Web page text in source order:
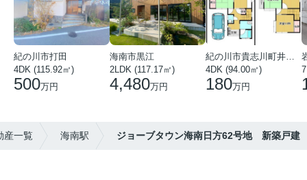
紀の川市打田
4DK (115.92㎡)
500万円
海南市黒江
2LDK (117.17㎡)
4,480万円
紀の川市貴志川町井ノ口
4DK (94.00㎡)
180万円
産一覧 海南駅 ジョーブタウン海南日方62号地 新築戸建